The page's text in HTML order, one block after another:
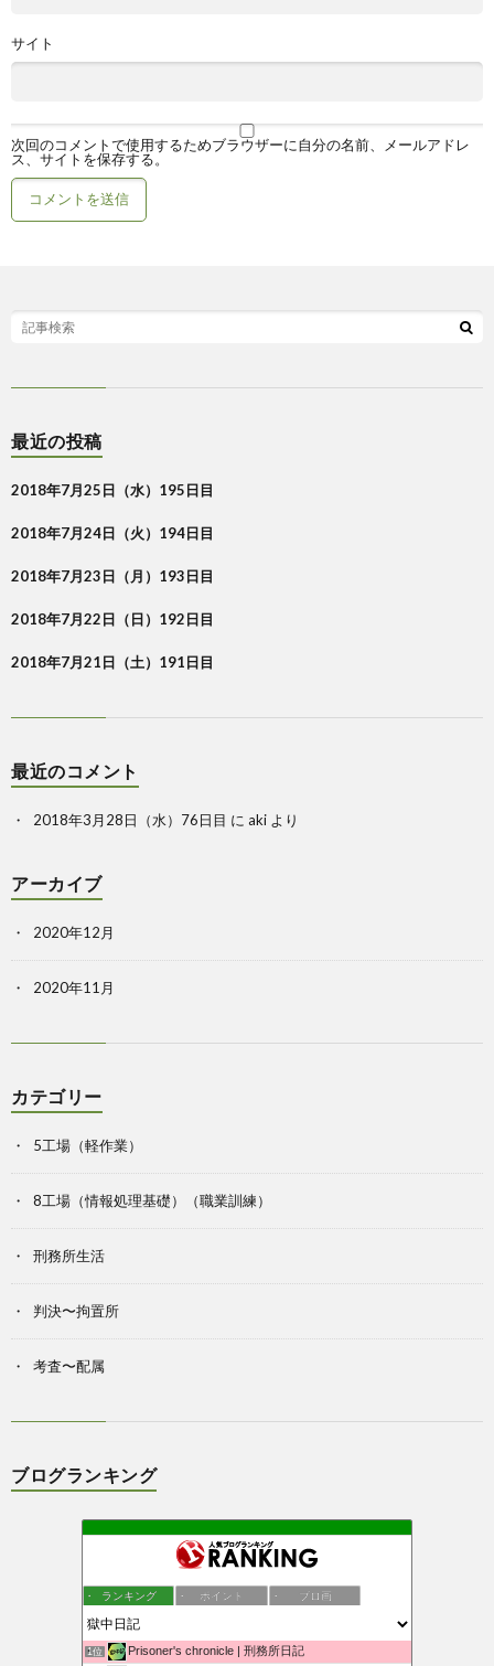
サイト
次回のコメントで使用するためブラウザーに自分の名前、メールアドレ
ス、サイトを保存する。
最近の投稿
2018年7月25日（水）195日目
2018年7月24日（火）194日目
2018年7月23日（月）193日目
2018年7月22日（日）192日目
2018年7月21日（土）191日目
最近のコメント
2018年3月28日（水）76日目 に aki より
アーカイブ
2020年12月
2020年11月
カテゴリー
5工場（軽作業）
8工場（情報処理基礎）（職業訓練）
刑務所生活
判決〜拘置所
考査〜配属
ブログランキング
ランキング ポイント ブロ画
1位 Prisoner's chronicle | 刑務所日記